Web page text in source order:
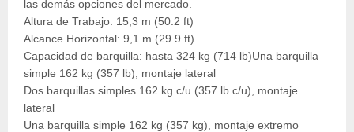
las demás opciones del mercado.
Altura de Trabajo: 15,3 m (50.2 ft)
Alcance Horizontal: 9,1 m (29.9 ft)
Capacidad de barquilla: hasta 324 kg (714 lb)Una barquilla
simple 162 kg (357 lb), montaje lateral
Dos barquillas simples 162 kg c/u (357 lb c/u), montaje
lateral
Una barquilla simple 162 kg (357 kg), montaje extremo